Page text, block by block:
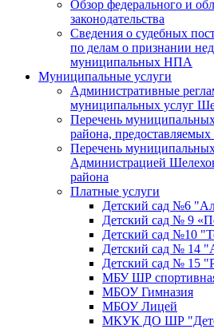
Обзор федерального и
законодательства
Сведения о судебных
по делам о признании
муниципальных НПА
Муниципальные услуги
Административные
муниципальных услуг
Перечень
района,
Перечень
Администрацией
района
Платные услуги
Детский сад №6
Детский сад № 9
Детский сад №10
Детский сад № 14
Детский сад № 15
МБУ ШР
МБОУ Гимназия
МБОУ Лицей
МКУК ДО ШР